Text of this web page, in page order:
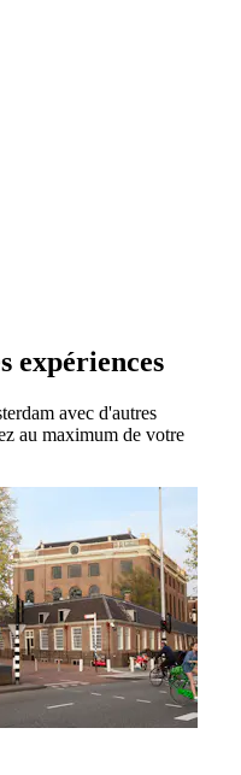
expériences
avec d'autres
au maximum de votre